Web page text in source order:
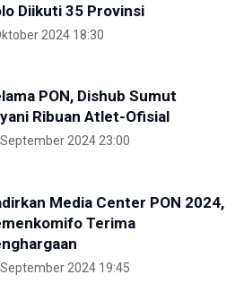
Diikuti 35 Provinsi
2024 18:30
PON, Dishub Sumut
Ribuan Atlet-Ofisial
2024 23:00
Media Center PON 2024,
Terima
2024 19:45